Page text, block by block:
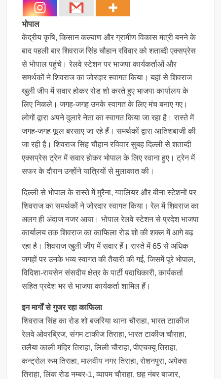
भोपाल
केंद्रीय कृषि, किसान कल्याण और ग्रामीण विकास मंत्री बनने के
बाद पहली बार शिवराज सिंह चौहान रविवार को शताब्दी एक्सप्रेस
से भोपाल पहुंचे। रेलवे स्टेशन पर भाजपा कार्यकर्ताओं और
समर्थकों ने शिवराज का जोरदार स्वागत किया। यहां से श‍िवराज
खुली जीप में सवार होकर रोड शो करते हुए भाजपा कार्यालय के
लिए निकले। जगह-जगह उनके स्वागत के लिए मंच बनाए गए।
लोगों द्वारा अपने दुलारे नेता का स्वागत किया जा रहा है। रास्ते में
जगह-जगह फूल बरसाए जा रहे हैं। समर्थकों द्वारा आतिशबाजी की
जा रही है। शिवराज सिंह चौहान रविवार सुबह दिल्ली से शताब्दी
एक्सप्रेस ट्रेन में सवार होकर भोपाल के लिए रवाना हुए। ट्रेन में
सफर के दौरान उन्होंने यात्रियों से मुलाकात की।
दिल्ली से भोपाल के रास्ते में मुरैना, ग्वालियर और बीना स्टेशनों पर
श‍िवराज का समर्थकों ने जोरदार स्वागत किया। रेल में शिवराज का
अलग ही अंदाज नजर आया। भोपाल रेलवे स्टेशन से प्रदेश भाजपा
कार्यालय तक शिवराज का काफिला रोड शो की शक्ल में आगे बढ़
रहा है। शिवराज खुली जीप में सवार हैं। रास्ते में 65 से अधिक
जगहों पर उनके भव्य स्वागत की तैयारी की गई, जिसमें पूरे भोपाल,
विदिशा-रायसेन संसदीय क्षेत्र के पार्टी पदाधिकारी, कार्यकर्ता
सहित प्रदेश भर से भाजपा कार्यकर्ता शामिल हैं।
इन मार्गों से गुजर रहा काफिला
शिवराज सिंह का रोड शो बजरिया थाना चौराहा, भारत टााकीज
रेलवे ओवरब्रिज, संगम टाकीज तिराहा, भारत टाकीज चौराहा,
तलैया काली मंदिर तिराहा, लिली चौराहा, पीएचक्यू तिराहा,
कन्ट्रोल रूम तिराहा, मालवीय नगर तिराहा, रोशनपुरा, अपेक्स
तिराहा, लिंक रोड नम्बर-1, व्यापम चौराहा, छह नंबर बाजार,